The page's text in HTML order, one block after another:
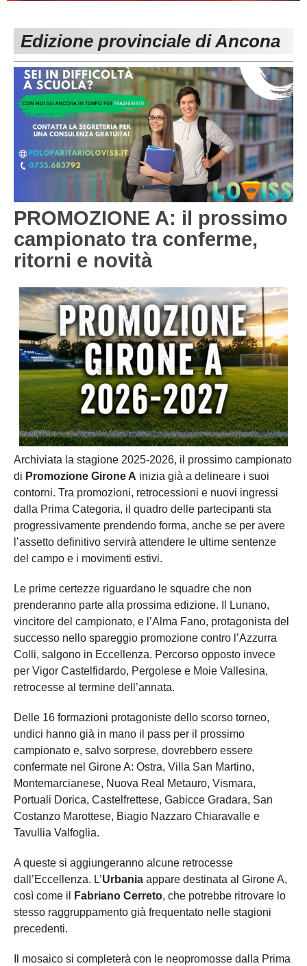
Carica la tua Rosa
1^ CATEGORIA
2^ CATEGORIA
3^ CATEGORIA
GIOVANILI
Edizione provinciale di Ancona
PROMOZIONE A: il prossimo
campionato tra conferme,
ritorni e novità
Archiviata la stagione 2025-2026, il prossimo campionato
di Promozione Girone A inizia già a delineare i suoi
contorni. Tra promozioni, retrocessioni e nuovi ingressi
dalla Prima Categoria, il quadro delle partecipanti sta
progressivamente prendendo forma, anche se per avere
l’assetto definitivo servirà attendere le ultime sentenze
del campo e i movimenti estivi.
Le prime certezze riguardano le squadre che non
prenderanno parte alla prossima edizione. Il Lunano,
vincitore del campionato, e l’Alma Fano, protagonista del
successo nello spareggio promozione contro l’Azzurra
Colli, salgono in Eccellenza. Percorso opposto invece
per Vigor Castelfidardo, Pergolese e Moie Vallesina,
retrocesse al termine dell’annata.
Delle 16 formazioni protagoniste dello scorso torneo,
undici hanno già in mano il pass per il prossimo
campionato e, salvo sorprese, dovrebbero essere
confermate nel Girone A: Ostra, Villa San Martino,
Montemarcianese, Nuova Real Metauro, Vismara,
Portuali Dorica, Castelfrettese, Gabicce Gradara, San
Costanzo Marottese, Biagio Nazzaro Chiaravalle e
Tavullia Valfoglia.
A queste si aggiungeranno alcune retrocesse
dall’Eccellenza. L’Urbania appare destinata al Girone A,
così come il
Fabriano Cerreto, che potrebbe ritrovare lo
stesso raggruppamento già frequentato nelle stagioni
precedenti.
Il mosaico si completerà con le neopromosse dalla Prima